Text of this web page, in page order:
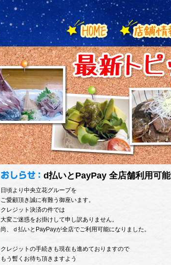
d払いとPayPay 全店舗利用可能
日頃より中央立花グループを
ご愛顧頂き誠に有難う御座います。
クレジット決済の件では
大変ご迷惑をお掛けして申し訳ありません。
尚、ｄ払いとPayPayが全店でご利用可能になりました。
クレジットの手続きも現在も進めておりますので
もう暫くお待ち頂きますよう